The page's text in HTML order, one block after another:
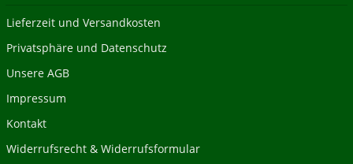
Lieferzeit und Versandkosten
Privatsphäre und Datenschutz
Unsere AGB
Impressum
Kontakt
Widerrufsrecht & Widerrufsformular